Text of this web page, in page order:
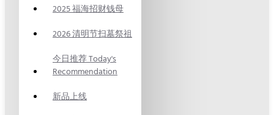
2025 福海招财钱母
2026 清明节扫墓祭祖
今日推荐 Today's
Recommendation
新品上线